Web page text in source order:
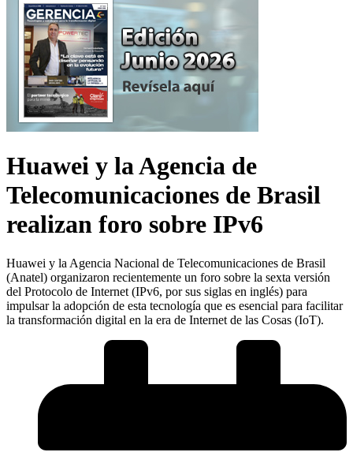
Huawei y la Agencia de
Telecomunicaciones de Brasil
realizan foro sobre IPv6
Huawei y la Agencia Nacional de Telecomunicaciones de Brasil
(Anatel) organizaron recientemente un foro sobre la sexta versión
del Protocolo de Internet (IPv6, por sus siglas en inglés) para
impulsar la adopción de esta tecnología que es esencial para facilitar
la transformación digital en la era de Internet de las Cosas (IoT).